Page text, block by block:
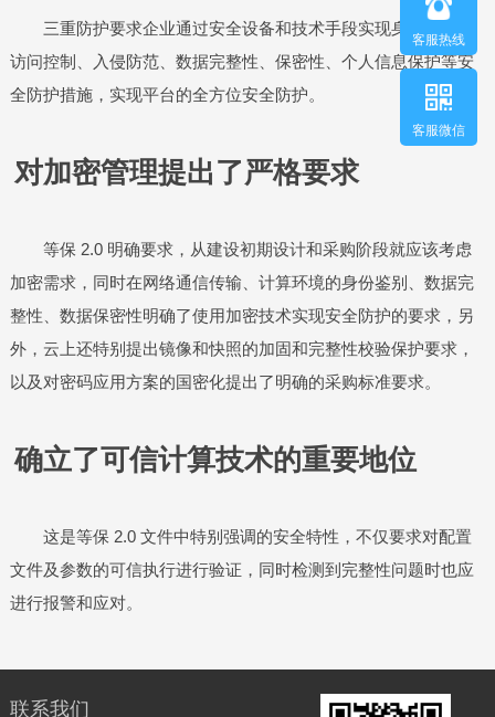
三重防护要求企业通过安全设备和技术手段实现身份鉴别、
访问控制、入侵防范、数据完整性、保密性、个人信息保护等安
全防护措施，实现平台的全方位安全防护。
对加密管理提出了严格要求
等保 2.0 明确要求，从建设初期设计和采购阶段就应该考虑
加密需求，同时在网络通信传输、计算环境的身份鉴别、数据完
整性、数据保密性明确了使用加密技术实现安全防护的要求，另
外，云上还特别提出镜像和快照的加固和完整性校验保护要求，
以及对密码应用方案的国密化提出了明确的采购标准要求。
确立了可信计算技术的重要地位
这是等保 2.0 文件中特别强调的安全特性，不仅要求对配置
文件及参数的可信执行进行验证，同时检测到完整性问题时也应
进行报警和应对。
联系我们
客服热线
客服微信